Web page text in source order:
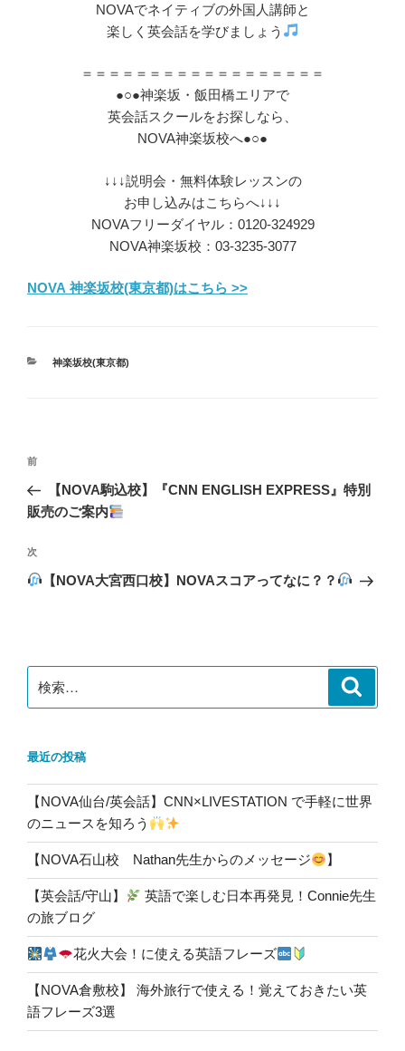
NOVAでネイティブの外国人講師と
楽しく英会話を学びましょう
＝＝＝＝＝＝＝＝＝＝＝＝＝＝＝＝＝＝
●○●神楽坂・飯田橋エリアで
英会話スクールをお探しなら、
NOVA神楽坂校へ●○●
↓↓↓説明会・無料体験レッスンの
お申し込みはこちらへ↓↓↓
NOVAフリーダイヤル：0120-324929
NOVA神楽坂校：03-3235-3077
NOVA 神楽坂校(東京都)はこちら >>
カ
神楽坂校(東京都)
投
ナ
ゲ
ー
前
の
投
前
【NOVA駒込校】『CNN ENGLISH EXPRESS』特別
販売のご案内
次
の
次
【NOVA大宮西口校】NOVAスコアってなに？？
索:
最近の投稿
【NOVA仙台/英会話】CNN×LIVESTATION で手軽に世界
のニュースを知ろう
【NOVA石山校 Nathan先生からのメッセージ 】
【英会話/守山】
英語で楽しむ日本再発見！Connie先生
の旅ブログ
花火大会！に使える英語フレーズ
【NOVA倉敷校】 海外旅行で使える！覚えておきたい英
語フレーズ3選